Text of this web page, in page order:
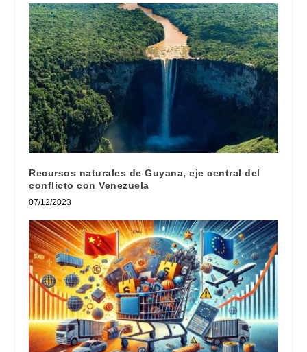
Recursos naturales de Guyana, eje central del
conflicto con Venezuela
07/12/2023